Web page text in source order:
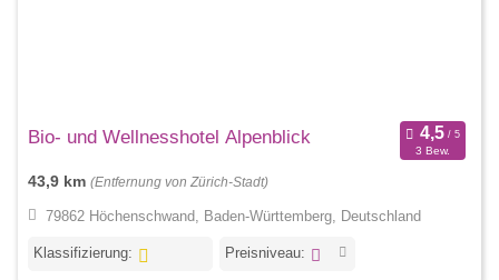
Bio- und Wellnesshotel Alpenblick
3 Bew.
43,9 km (Entfernung von Zürich-Stadt)
79862 Höchenschwand, Baden-Württemberg, Deutschland
Klassifizierung: Preisniveau: